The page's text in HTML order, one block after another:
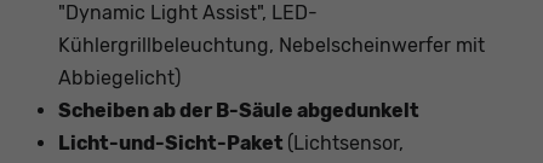
"Dynamic Light Assist", LED-
Kühlergrillbeleuchtung, Nebelscheinwerfer mit
Abbiegelicht)
Scheiben ab der B-Säule abgedunkelt
Licht-und-Sicht-Paket (Lichtsensor,